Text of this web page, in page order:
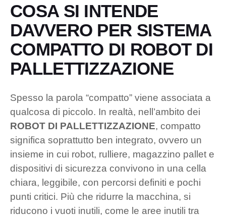
COSA SI INTENDE
DAVVERO PER SISTEMA
COMPATTO DI ROBOT DI
PALLETTIZZAZIONE
Spesso la parola “compatto” viene associata a
qualcosa di piccolo. In realtà, nell’ambito dei
ROBOT DI PALLETTIZZAZIONE, compatto
significa soprattutto ben integrato, ovvero un
insieme in cui robot, rulliere, magazzino pallet e
dispositivi di sicurezza convivono in una cella
chiara, leggibile, con percorsi definiti e pochi
punti critici. Più che ridurre la macchina, si
riducono i vuoti inutili, come le aree inutili tra